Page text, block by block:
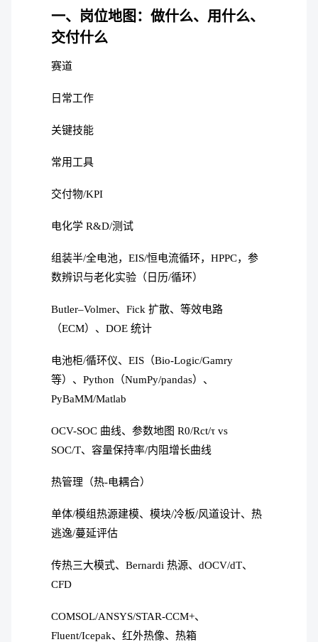
一、岗位地图：做什么、用什么、
交付什么
赛道
日常工作
关键技能
常用工具
交付物/KPI
电化学 R&D/测试
组装半/全电池，EIS/恒电流循环，HPPC，参
数辨识与老化实验（日历/循环）
Butler–Volmer、Fick 扩散、等效电路
（ECM）、DOE 统计
电池柜/循环仪、EIS（Bio-Logic/Gamry
等）、Python（NumPy/pandas）、
PyBaMM/Matlab
OCV-SOC 曲线、参数地图 R0/Rct/τ vs
SOC/T、容量保持率/内阻增长曲线
热管理（热-电耦合）
单体/模组热源建模、模块/冷板/风道设计、热
逃逸/蔓延评估
传热三大模式、Bernardi 热源、dOCV/dT、
CFD
COMSOL/ANSYS/STAR-CCM+、
Fluent/Icepak、红外热像、热箱